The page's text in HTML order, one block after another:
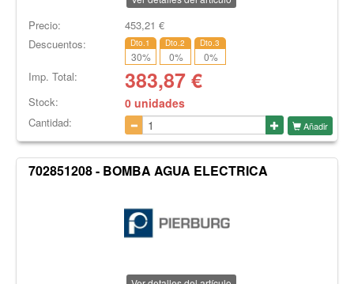
Precio: 453,21 €
Descuentos:
Dto.1
30%
Dto.2
0%
Dto.3
0%
Imp. Total: 383,87€
Stock: 0 unidades
Cantidad: Añadir
702851208 - BOMBA AGUA ELECTRICA